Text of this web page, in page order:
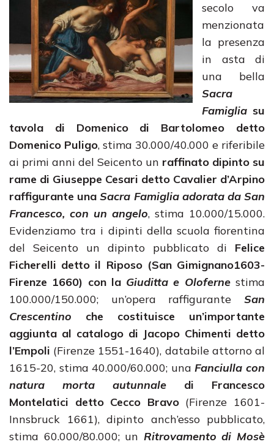
secolo va
menzionata
la presenza
in asta di
una bella
Sacra
Famiglia su
tavola di Domenico di Bartolomeo detto
Domenico Puligo, stima 30.000/40.000 e riferibile
ai primi anni del Seicento un raffinato dipinto su
rame di Giuseppe Cesari detto Cavalier d’Arpino
raffigurante unaSacra Famiglia adorata da San
Francesco, con un angelo, stima 10.000/15.000.
Evidenziamo tra i dipinti della scuola fiorentina
del Seicento un dipinto pubblicato di Felice
Ficherelli detto il Riposo (San Gimignano1603-
Firenze 1660) con la Giuditta e Olofernestima
100.000/150.000; un’opera raffigurante San
Crescentino che costituisce un’importante
aggiunta al catalogo di Jacopo Chimenti detto
l’Empoli (Firenze 1551-1640), databile attorno al
1615-20, stima 40.000/60.000; unaFanciulla con
natura morta autunnale di Francesco
Montelatici detto Cecco Bravo (Firenze 1601-
Innsbruck 1661), dipinto anch’esso pubblicato,
stima 60.000/80.000; un Ritrovamento di Mosè